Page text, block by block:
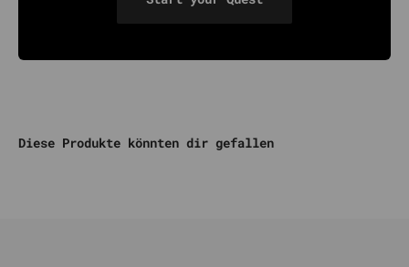
Diese Produkte könnten dir gefallen